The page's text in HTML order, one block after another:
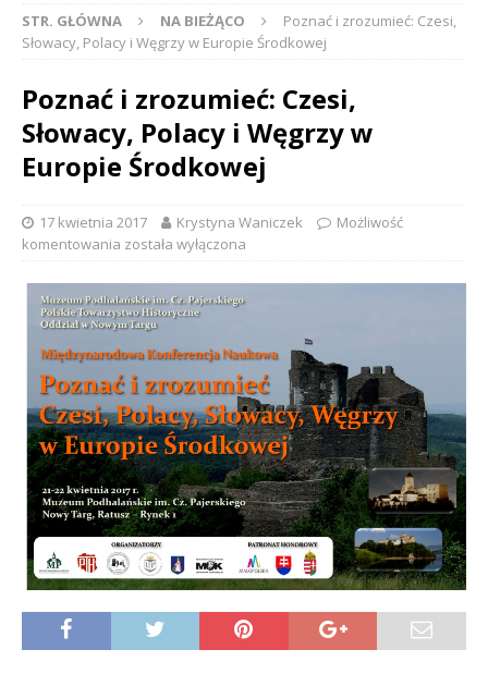
STR. GŁÓWNA NA BIEŻĄCO
Poznać i zrozumieć: Czesi,
Słowacy, Polacy i Węgrzy w Europie Środkowej
Poznać i zrozumieć: Czesi,
Słowacy, Polacy i Węgrzy w
Europie Środkowej
17 kwietnia 2017 Krystyna Waniczek
Możliwość
komentowania została wyłączona